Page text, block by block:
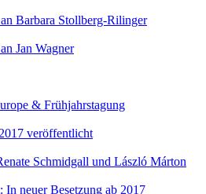
Barbara Stollberg-Rilinger
Jan Wagner
& Frühjahrstagung
veröffentlicht
Schmidgall und László Márton
In neuer Besetzung ab 2017